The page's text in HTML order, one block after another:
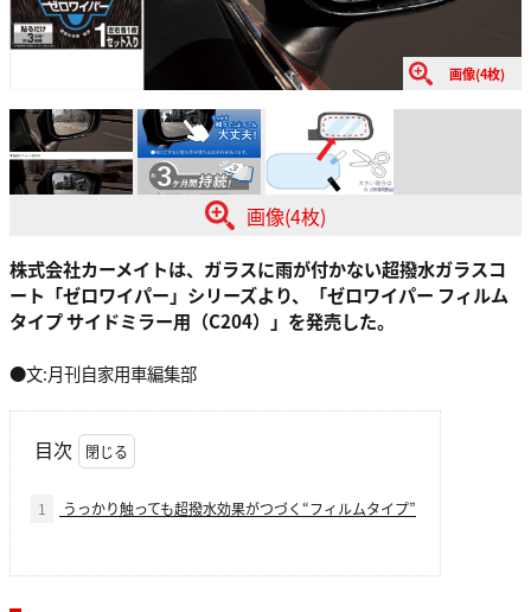
画像(4枚)
画像(4枚)
株式会社カーメイトは、ガラスに雨が付かない超撥水ガラスコ
ート「ゼロワイパー」シリーズより、「ゼロワイパー フィルム
タイプ サイドミラー用（C204）」を発売した。
●文:月刊自家用車編集部
目次
1 うっかり触っても超撥水効果がつづく“フィルムタイプ”